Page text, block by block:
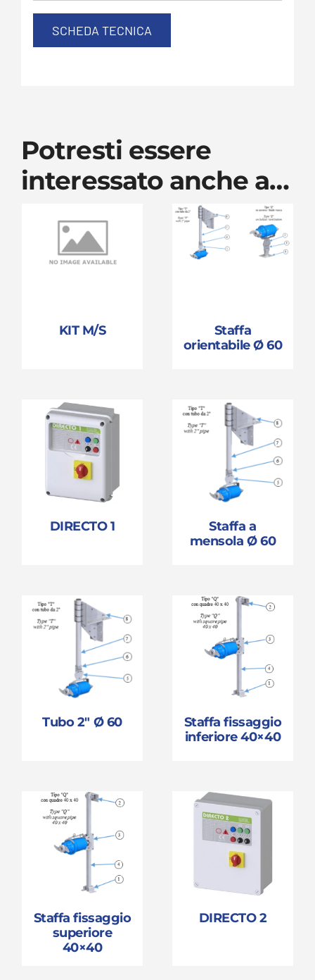
SCHEDA TECNICA
Potresti essere
interessato anche a…
KIT M/S
Staffa
orientabile Ø 60
DIRECTO 1
Staffa a
mensola Ø 60
Tubo 2″ Ø 60
Staffa fissaggio
inferiore 40×40
Staffa fissaggio
superiore
40×40
DIRECTO 2